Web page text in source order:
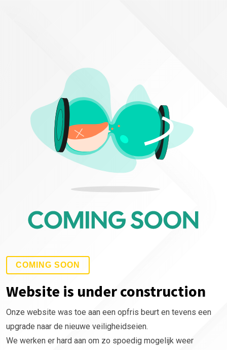
COMING SOON
Website is under construction
Onze website was toe aan een opfris beurt en tevens een
upgrade naar de nieuwe veiligheidseien.
We werken er hard aan om zo spoedig mogelijk weer